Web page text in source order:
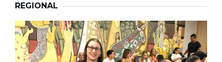
REGIONAL